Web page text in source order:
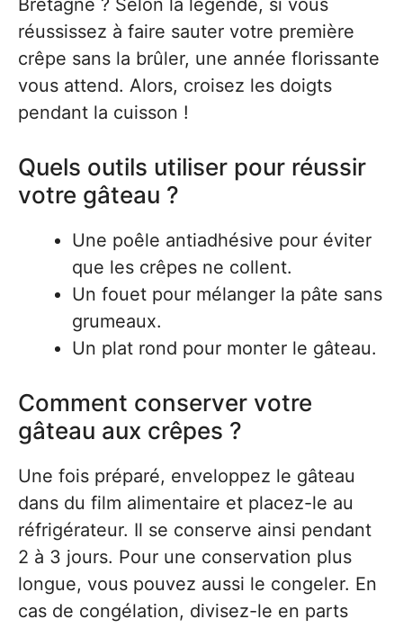
Bretagne ? Selon la légende, si vous
réussissez à faire sauter votre première
crêpe sans la brûler, une année florissante
vous attend. Alors, croisez les doigts
pendant la cuisson !
Quels outils utiliser pour réussir
votre gâteau ?
Une poêle antiadhésive pour éviter
que les crêpes ne collent.
Un fouet pour mélanger la pâte sans
grumeaux.
Un plat rond pour monter le gâteau.
Comment conserver votre
gâteau aux crêpes ?
Une fois préparé, enveloppez le gâteau
dans du film alimentaire et placez-le au
réfrigérateur. Il se conserve ainsi pendant
2 à 3 jours. Pour une conservation plus
longue, vous pouvez aussi le congeler. En
cas de congélation, divisez-le en parts